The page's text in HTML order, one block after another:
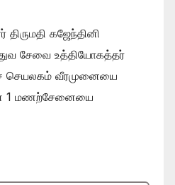
கஜேந்தினி
சேவை உத்தியோகத்தர்
செயலகம் வீரமுனையை
1 மணற்சேனையை